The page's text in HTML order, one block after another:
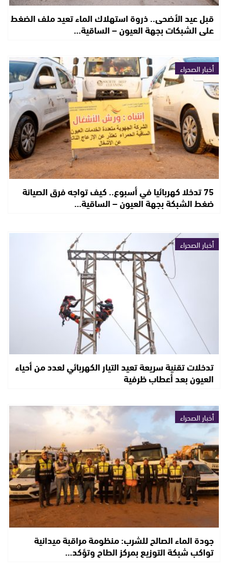
قبل عيد الأضحى.. ذروة استهلاك الماء تعيد ملف الضغط
على الشبكات بجهة العيون – الساقية…
أخبار الصحراء
75 تدخلا كهربائيا في أسبوع.. كيف تواجه فرق الصيانة
ضغط الشبكة بجهة العيون – الساقية…
أخبار الصحراء
تدخلات تقنية سريعة تعيد التيار الكهربائي لعدد من أحياء
العيون بعد أعطاب ظرفية
أخبار الصحراء
جودة الماء الصالح للشرب: منظومة مراقبة ميدانية
تواكب شبكة التوزيع بمركز الطاح وتؤكد…